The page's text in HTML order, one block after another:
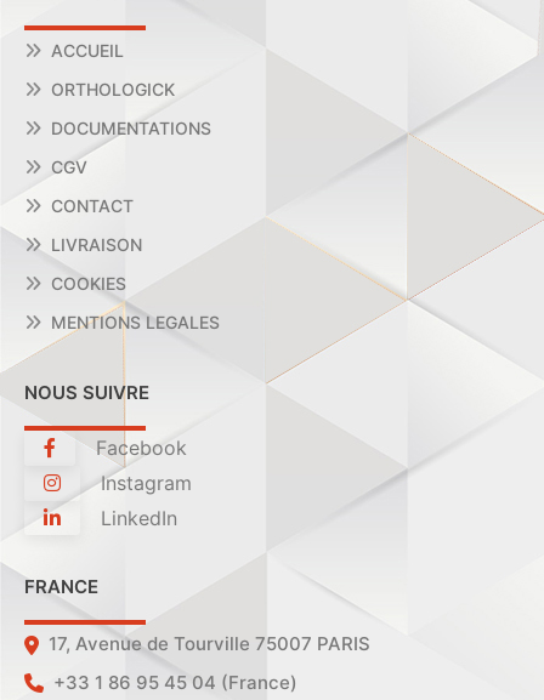
ACCUEIL
ORTHOLOGICK
DOCUMENTATIONS
CGV
CONTACT
LIVRAISON
COOKIES
MENTIONS LEGALES
NOUS SUIVRE
Facebook
Instagram
LinkedIn
FRANCE
17, Avenue de Tourville 75007 PARIS
+33 1 86 95 45 04 (France)